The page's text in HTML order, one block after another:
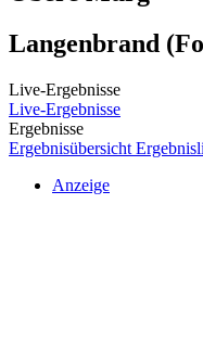
Langenbrand
Live-Ergebnisse
Live-Ergebnisse
Ergebnisse
Ergebnisübersicht
Anzeige